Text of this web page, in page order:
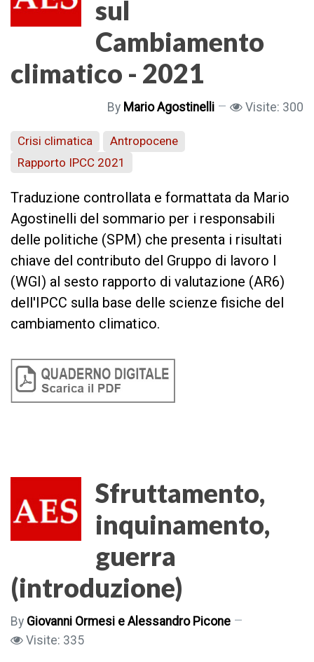
sul
Cambiamento
climatico - 2021
By Mario Agostinelli Visite: 300
Crisi climatica
Antropocene
Rapporto IPCC 2021
Traduzione controllata e formattata da Mario
Agostinelli del sommario per i responsabili
delle politiche (SPM) che presenta i risultati
chiave del contributo del Gruppo di lavoro I
(WGI) al sesto rapporto di valutazione (AR6)
dell'IPCC sulla base delle scienze fisiche del
cambiamento climatico.
Sfruttamento,
inquinamento,
guerra
(introduzione)
By Giovanni Ormesi e Alessandro Picone
Visite: 335